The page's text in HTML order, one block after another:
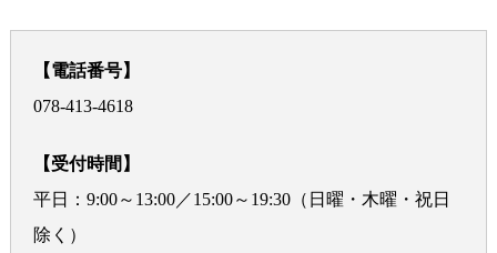
【電話番号】
078-413-4618
【受付時間】
平日：9:00～13:00／15:00～19:30（日曜・木曜・祝日
除く）